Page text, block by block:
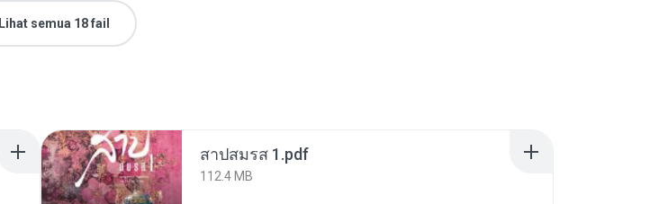
Lihat semua 18 fail
สาปสมรส 1.pdf
112.4 MB